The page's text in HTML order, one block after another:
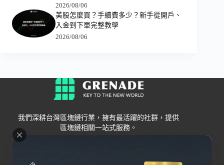
2026/08/06
美股怎麼買？手續費多少？新手從開戶、
入金到下單完整教學
2026/08/06
我們深耕台灣區塊鏈行業，擁有最活躍的社群，提供
區塊鏈相關一站式服務。